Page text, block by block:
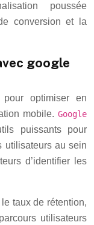
poussée
conversion et la
google
pour optimiser en
mobile. Google
puissants pour
utilisateurs au sein
d’identifier les
taux de rétention,
utilisateurs